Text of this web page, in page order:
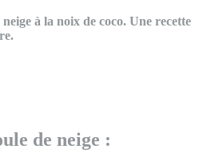
à la noix de coco. Une recette
de neige :